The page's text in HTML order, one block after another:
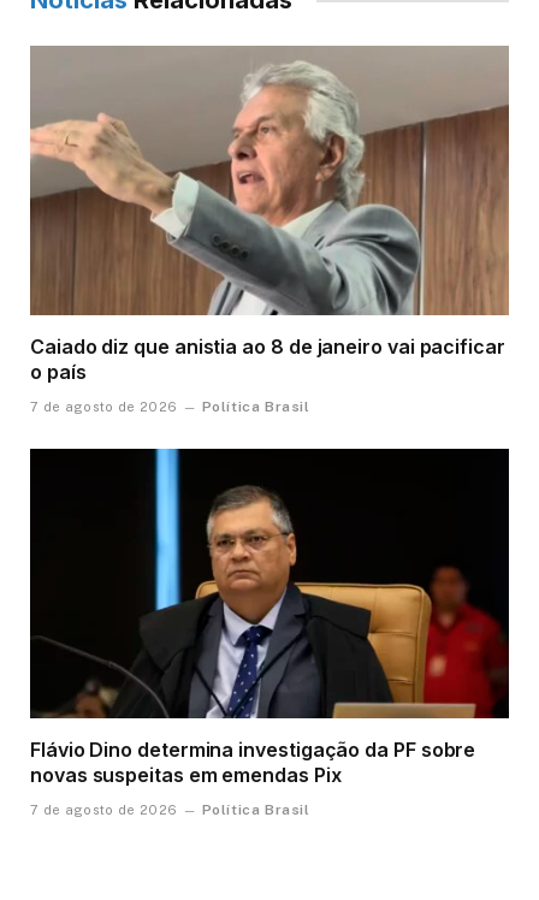
Caiado diz que anistia ao 8 de janeiro vai pacificar
o país
7 de agosto de 2026 Política Brasil
Flávio Dino determina investigação da PF sobre
novas suspeitas em emendas Pix
7 de agosto de 2026 Política Brasil